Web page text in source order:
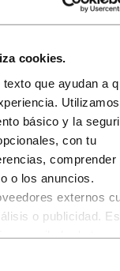
cookies.
que ayudan a
básico y la
con tu
comprender
o los anuncios.
externos
o publicidad.